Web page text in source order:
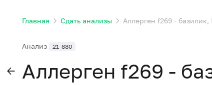
Главная Сдать анализы Аллерген f269 -
Анализ 21-880
Аллерген f269 -